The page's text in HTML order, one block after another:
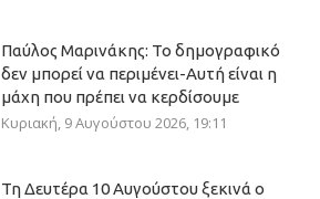
Παύλος Μαρινάκης: Το δημογραφικό
δεν μπορεί να περιμένει-Αυτή είναι η
μάχη που πρέπει να κερδίσουμε
Κυριακή, 9 Αυγούστου 2026, 19:11
Τη Δευτέρα 10 Αυγούστου ξεκινά ο